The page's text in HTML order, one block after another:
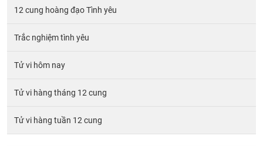
12 cung hoàng đạo Tình yêu
Trắc nghiệm tình yêu
Tử vi hôm nay
Tử vi hàng tháng 12 cung
Tử vi hàng tuần 12 cung